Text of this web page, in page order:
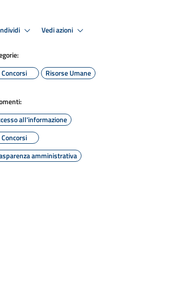
Vedi azioni
Concorsi
Risorse Umane
all'informazione
Concorsi
amministrativa